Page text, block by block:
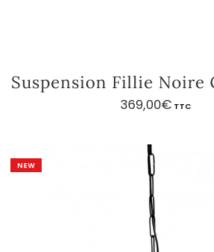
Suspension Fillie Noire
369,00€ TTC
NEW